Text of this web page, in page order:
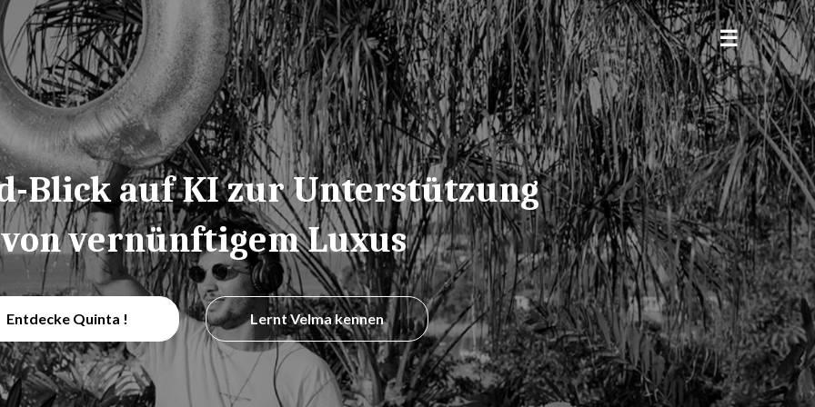
Blick auf KI zur Unterstützung
von vernünftigem Luxus
Entdecke Quinta ! Lernt Velma kennen